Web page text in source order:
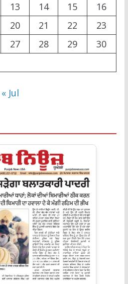
13 14 15
16
20 21 22
23
27 28 29
30
« Jul